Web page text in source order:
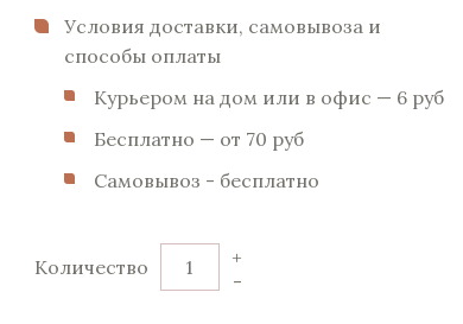
Условия доставки, самовывоза и
способы оплаты
Курьером на дом или в офис — 6 pуб
Бесплатно — от 70 pуб
Самовывоз - бесплатно
Количество
-
+